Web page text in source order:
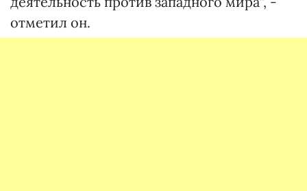
отметил он.